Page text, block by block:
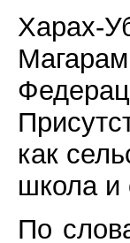
как
школа и
По